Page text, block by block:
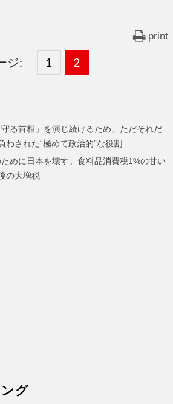
print
ジ:
固
ー
ジ
1 ,
固
ー
ジ
2
る首相」を演じ続けるため、ただそれだ
わされた“極めて政治的”な役割
めに日本を壊す。食料品消費税1%の甘い
の大増税
グ